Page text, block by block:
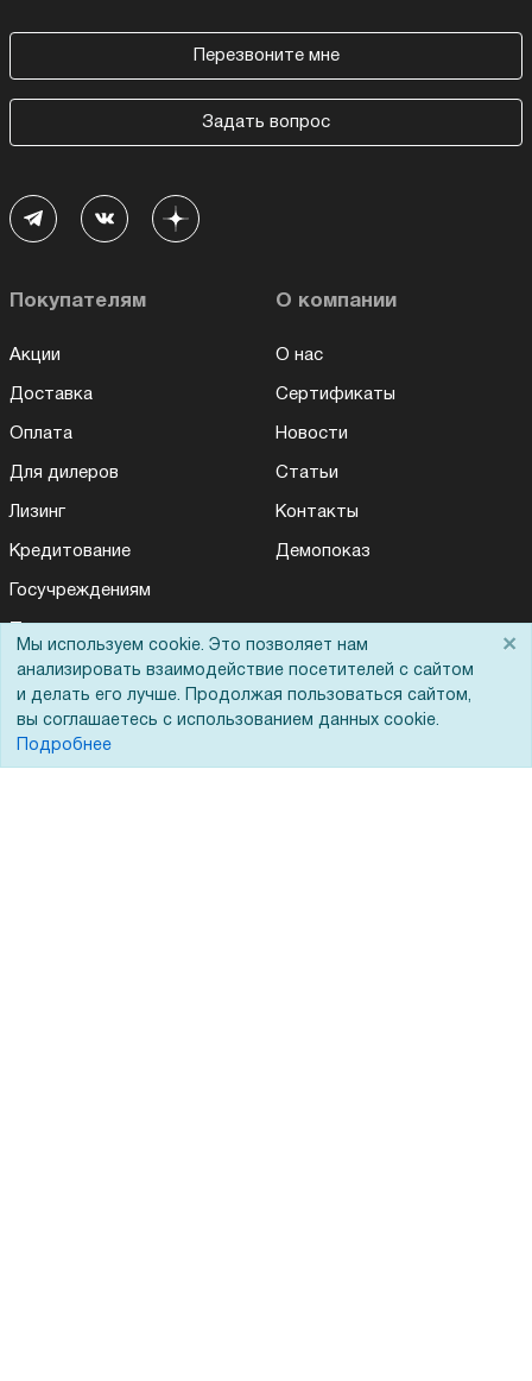
Перезвоните мне
Задать вопрос
Покупателям
Акции
Доставка
Оплата
Для дилеров
Лизинг
Кредитование
Госучреждениям
Бренды
ЭДО
О компании
О нас
Сертификаты
Новости
Статьи
Контакты
Демопоказ
Мы используем cookie. Это позволяет нам
анализировать взаимодействие посетителей с сайтом
и делать его лучше. Продолжая пользоваться сайтом,
вы соглашаетесь с использованием данных cookie.
Подробнее
×